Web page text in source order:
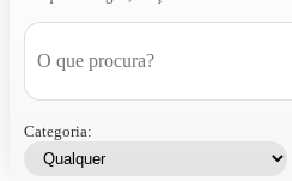
Categoria: